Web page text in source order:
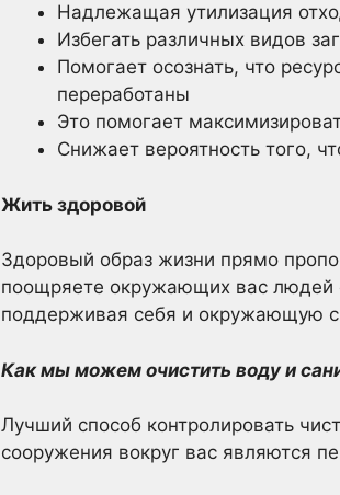
Надлежащая утилизация
Избегать различных видов
Помогает осознать, что
переработаны
Это помогает
Снижает вероятность того,
Жить здоровой
Здоровый образ жизни прямо
поощряете окружающих вас людей
поддерживая себя и окружающую
Как мы можем очистить воду и
Лучший способ контролировать
сооружения вокруг вас являются